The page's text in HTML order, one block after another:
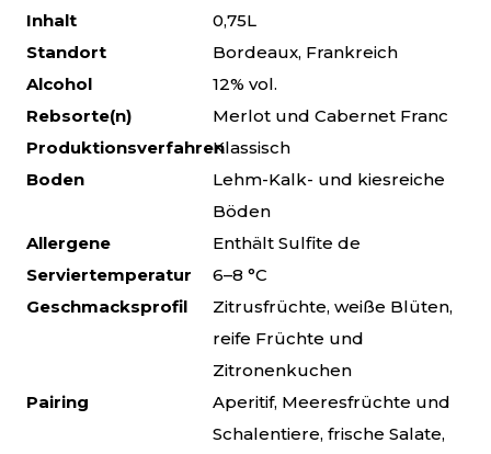
Inhalt
0,75L
Standort
Bordeaux, Frankreich
Alcohol
12% vol.
Rebsorte(n)
Merlot und Cabernet Franc
ProduktionsverfahrenKlassisch
Boden
Lehm-Kalk- und kiesreiche
Böden
Allergene
Enthält Sulfite de
Serviertemperatur
6–8 °C
Geschmacksprofil
Zitrusfrüchte, weiße Blüten,
reife Früchte und
Zitronenkuchen
Pairing
Aperitif, Meeresfrüchte und
Schalentiere, frische Salate,